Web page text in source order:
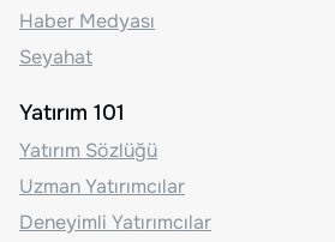
Haber Medyası
Seyahat
Yatırım 101
Yatırım Sözlüğü
Uzman Yatırımcılar
Deneyimli Yatırımcılar